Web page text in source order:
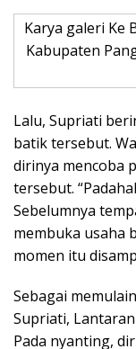
Karya galeri Ke
Kabupaten
Lalu, Supriati
batik tersebut.
dirinya mencoba
tersebut.
Sebelumnya
membuka usaha
momen itu
Sebagai
Supriati,
Pada nyanting,